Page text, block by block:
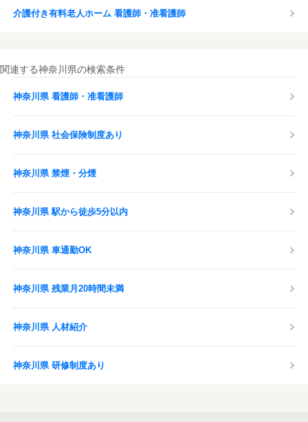
介護付き有料老人ホーム 看護師・准看護師
関連する神奈川県の検索条件
神奈川県 看護師・准看護師
神奈川県 社会保険制度あり
神奈川県 禁煙・分煙
神奈川県 駅から徒歩5分以内
神奈川県 車通勤OK
神奈川県 残業月20時間未満
神奈川県 人材紹介
神奈川県 研修制度あり